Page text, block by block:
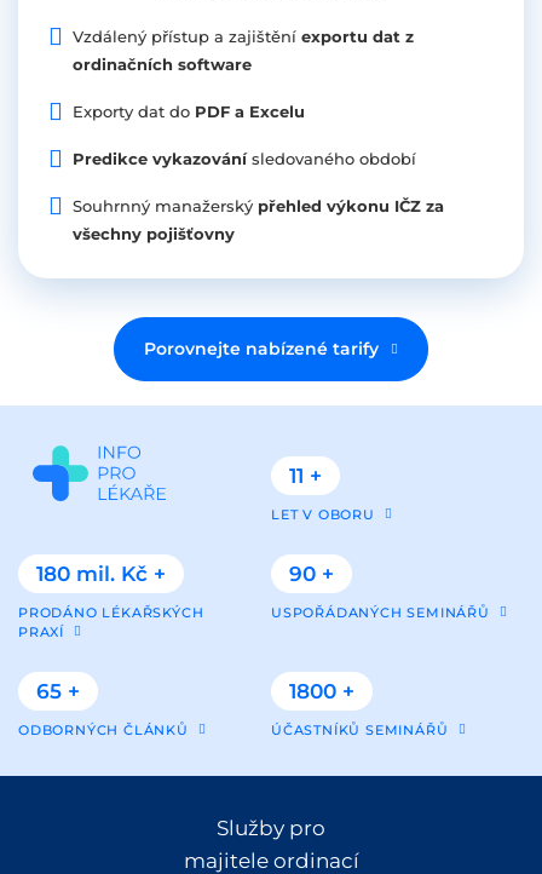
Vzdálený přístup a zajištění exportu dat z
ordinačních software
Exporty dat do PDF a Excelu
Predikce vykazovánísledovaného období
Souhrnný manažerský přehled výkonu IČZ za
všechny pojišťovny
Porovnejte nabízené tarify
11 +
LET V OBORU
180 mil. Kč +
PRODÁNO LÉKAŘSKÝCH
PRAXÍ
90 +
USPOŘÁDANÝCH SEMINÁŘŮ
65 +
ODBORNÝCH ČLÁNKŮ
1800 +
ÚČASTNÍKŮ SEMINÁŘŮ
Služby pro
majitele ordinací